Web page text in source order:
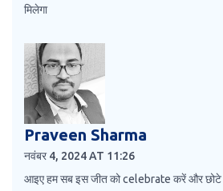
मिलेगा
Praveen Sharma
नवंबर 4, 2024 AT 11:26
आइए हम सब इस जीत को celebrate करें और छोटे